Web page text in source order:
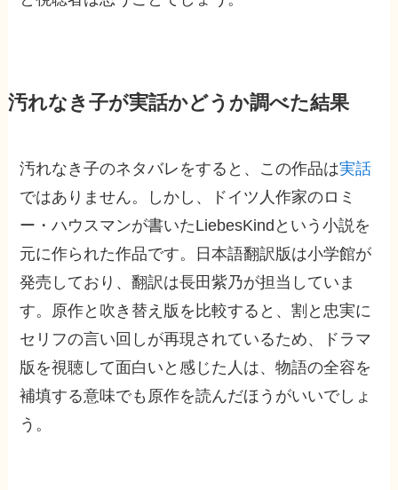
汚れなき子が実話かどうか調べた結果
汚れなき子のネタバレをすると、この作品は実話
ではありません。しかし、ドイツ人作家のロミ
ー・ハウスマンが書いたLiebesKindという小説を
元に作られた作品です。日本語翻訳版は小学館が
発売しており、翻訳は長田紫乃が担当していま
す。原作と吹き替え版を比較すると、割と忠実に
セリフの言い回しが再現されているため、ドラマ
版を視聴して面白いと感じた人は、物語の全容を
補填する意味でも原作を読んだほうがいいでしょ
う。